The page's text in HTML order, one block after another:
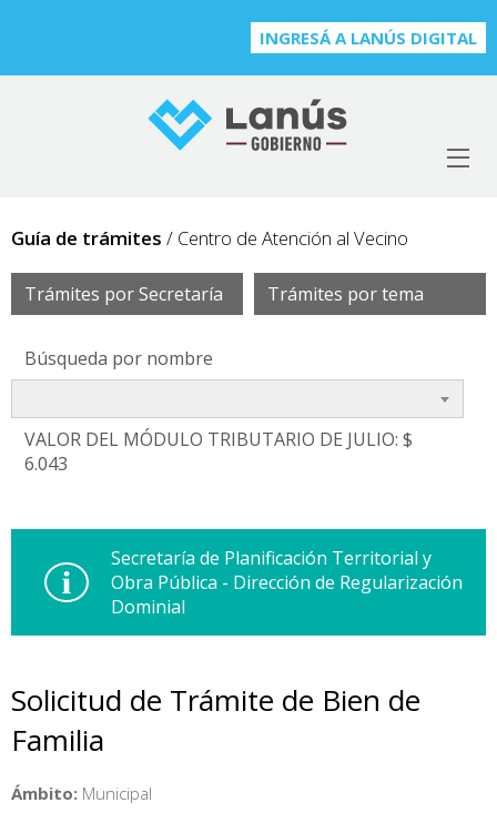
INGRESÁ A LANÚS DIGITAL
Guía de trámites / Centro de Atención al Vecino
Trámites por Secretaría Trámites por tema
Búsqueda por nombre
VALOR DEL MÓDULO TRIBUTARIO DE JULIO: $
6.043
Secretaría de Planificación Territorial y
Obra Pública - Dirección de Regularización
Dominial
Solicitud de Trámite de Bien de
Familia
Ámbito: Municipal